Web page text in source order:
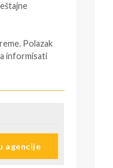
Polazak
informisati
putnik
jedinice,
agencije